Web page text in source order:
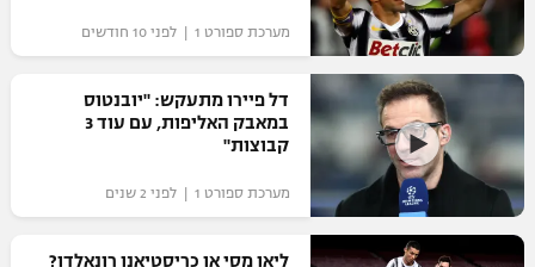
ליגת העל
גביע הטוטו
ליגיונרים
גביע המדינה
כדורגל עולמי
ליגת האלופות
ליגה אירופית
ליגה אנגלית
כדורסל ישראלי
ליגת ווינר סל
ליגה לאומית
כדורסל עולמי
מערכת ספורט 1 | לפני 10 חודשים
דל פיירו מתעקש: "יובנטוס
במאבק האליפות, עם עוד 3
קבוצות"
מערכת ספורט 1 | לפני 2 שנים
ליאו מסי או כריסטיאנו רונאלדו?